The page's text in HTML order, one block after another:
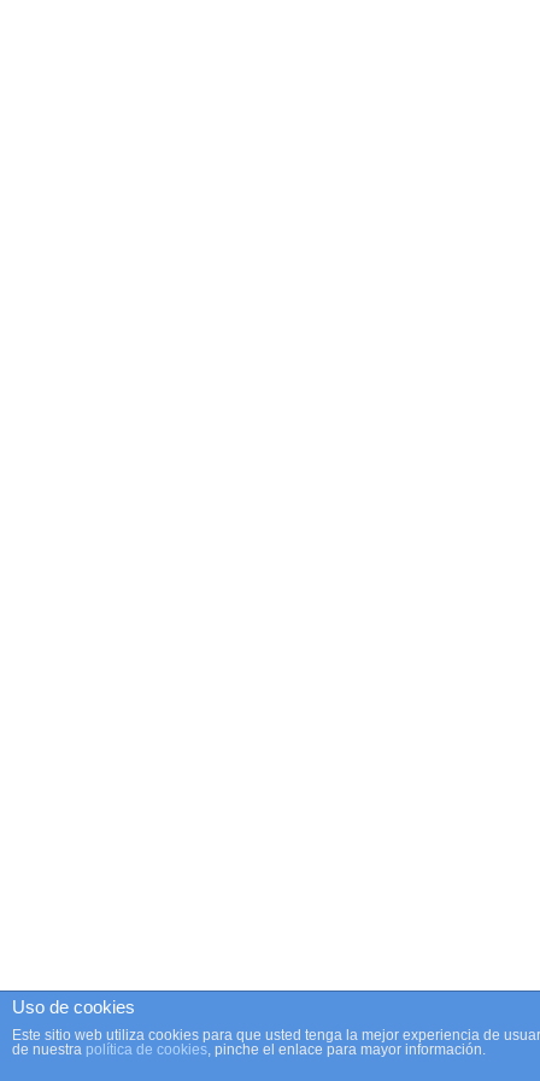
Uso de cookies
Este sitio web utiliza cookies para que usted tenga la mejor experiencia de
de nuestra política de cookies, pinche el enlace para mayor información.